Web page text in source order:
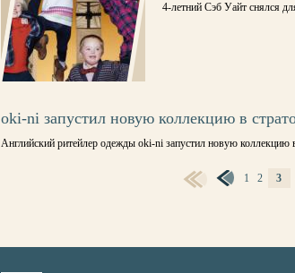
4-летний Сэб Уайт снялся
oki-ni запустил новую коллекцию в
Английский ритейлер одежды oki-ni запустил новую коллекцию
1 2 3